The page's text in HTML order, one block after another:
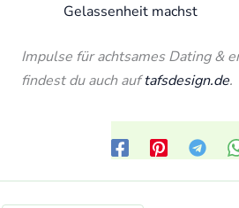
Gelassenheit machst
Impulse für achtsames Dating &
findest du auch auftafsdesign.de.